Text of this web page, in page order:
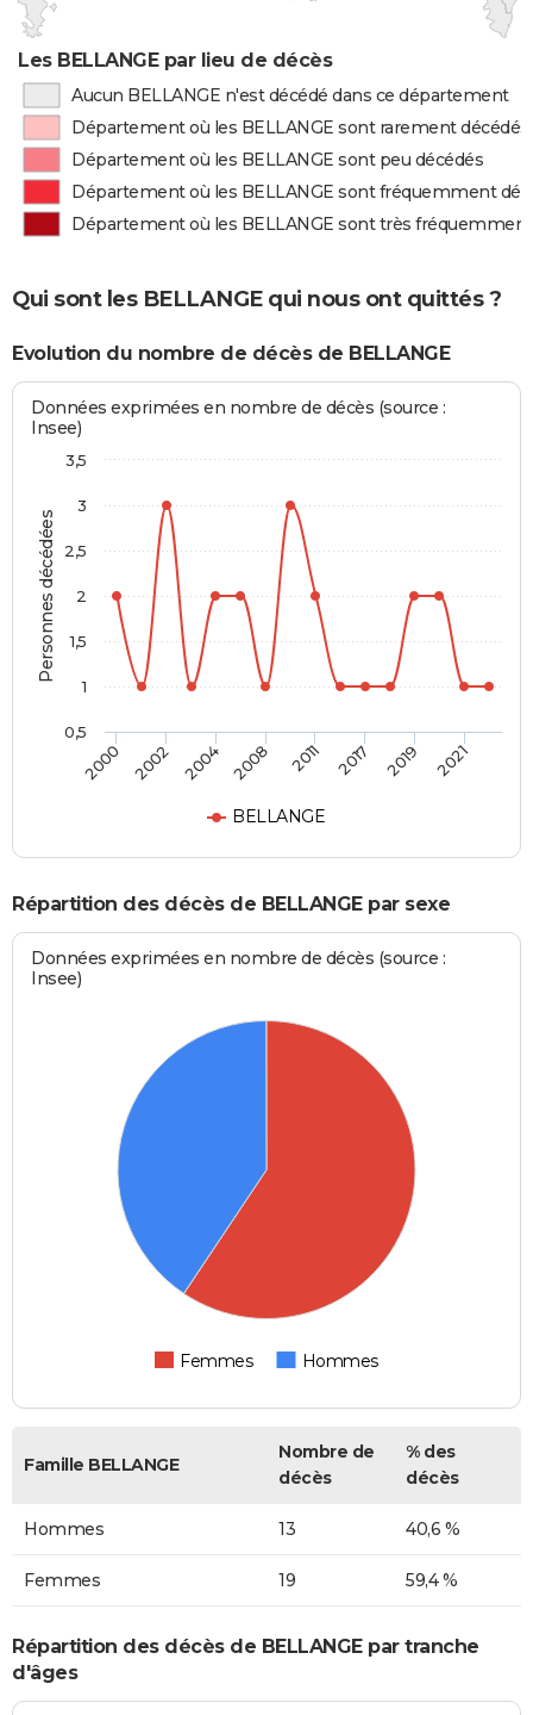
Les BELLANGE par lieu de décès
Aucun BELLANGE n'est décédé dans ce département
Département où les BELLANGE sont rarement décédés
Département où les BELLANGE sont peu décédés
Département où les BELLANGE sont fréquemment
Département où les BELLANGE sont très
Qui sont les BELLANGE qui nous ont quittés ?
Evolution du nombre de décès de BELLANGE
Personnes décédées
Données exprimées en nombre de décès (source :
Insee)
BELLANGE
2000 2002 2004 2008 2011 2017 2019 2021
0,5
1
1,5
2
2,5
3
3,5
Répartition des décès de BELLANGE par sexe
Données exprimées en nombre de décès (source :
Insee)
Femmes Hommes
Famille BELLANGE
Nombre de
décès
% des
décès
Hommes 13 40,6 %
Femmes 19 59,4 %
Répartition des décès de BELLANGE par tranche
d'âges